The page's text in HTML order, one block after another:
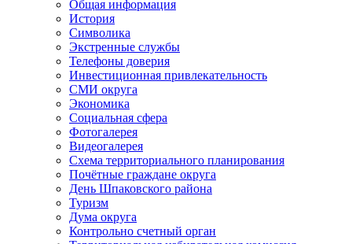
Общая информация
История
Символика
Экстренные службы
Телефоны доверия
Инвестиционная привлекательность
СМИ округа
Экономика
Социальная сфера
Фотогалерея
Видеогалерея
Схема территориального планирования
Почётные граждане округа
День Шпаковского района
Туризм
Дума округа
Контрольно счетный орган